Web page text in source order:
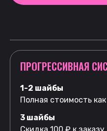
ПРОГРЕССИВНАЯ
1-2 шайбы
Полная стоимость
3 шайбы
Скидка 100 ₽ к заказу